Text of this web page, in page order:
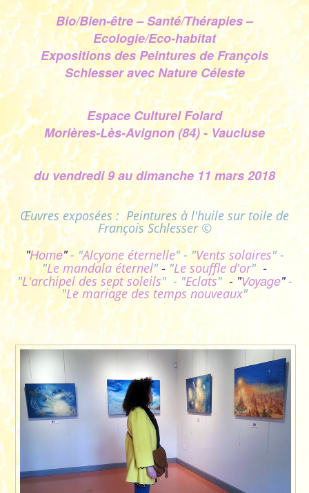
Bio/Bien-être – Santé/Thérapies –
Ecologie/Eco-habitat
Expositions des Peintures de François
Schlesser avec Nature Céleste
Espace Culturel Folard
Morières-Lès-Avignon (84) - Vaucluse
du vendredi 9 au dimanche 11 mars 2018
Œuvres exposées :Peintures à l'huile sur toile de
François Schlesser ©
"Home"- "Alcyone éternelle" - "Vents solaires" -
"Le mandala éternel" - "Le souffle d'or" -
"L'archipel des sept soleils" - "Eclats" - "Voyage"-
"Le mariage des temps nouveaux"